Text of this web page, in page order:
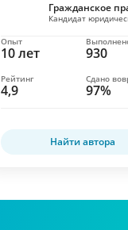
Гражданское
Кандидат
10 лет
Опыт
930
4,9
Рейтинг
97%
Сдано
Найти автора